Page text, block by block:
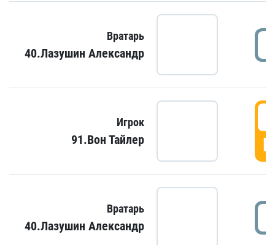
Вратарь
40.Лазушин Александр
Игрок
91.Вон Тайлер
Вратарь
40.Лазушин Александр